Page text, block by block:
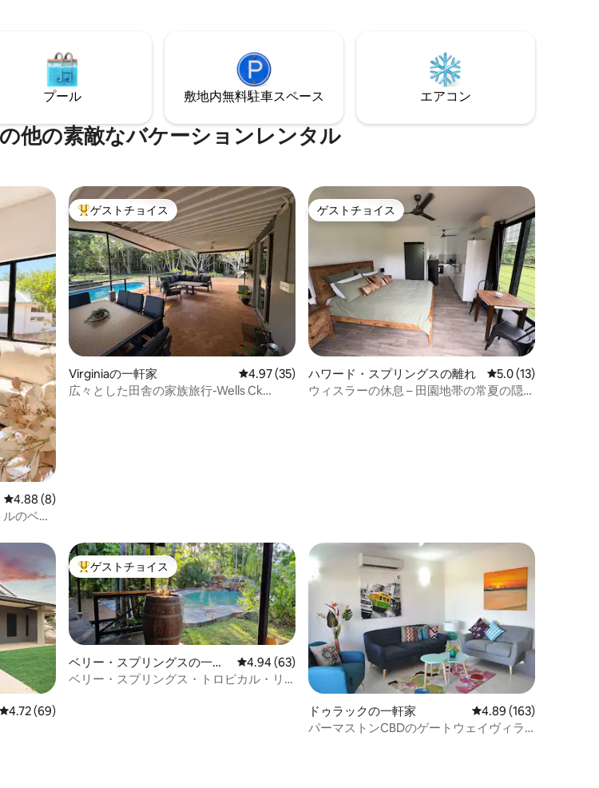
Wi - Fi
フィニティプール、デッキ、屋外キッチ
ンを備えた別のプールパビリオンがあり
ます。アクセスの良いVilla RQは、リッチ
フィールド国立公園まで車で1時間、カカ
ドゥのすぐそばにあります。
る場合は、折りたたみソファがありま
す。小さなお子様がいる場合は、ポルタ
コットを手配することもできます。 ペッ
トは交渉可能です！ ご滞在をお楽しみい
ただけると思います。
プール 敷地内無料駐⁠車ス⁠ペ⁠ー⁠ス エアコン
他の素敵なバケーションレンタル
レビュー8件、5つ星中4.88つ星の平均評価
4.88 (8)
のベラ
大好評のゲストチョイスです。
ゲストチョイス
Virginiaの一軒家 レビュー35件、5つ星中4.97つ星の平均評価
4.97 (35)
広々とした田舎の家族旅行-Wells Ck
ゲストチョイス
ゲストチョイス
ハワード・スプリングスの離れ レビュー13件、5つ
5.0 (13)
ウィスラーの休息 – 田園地帯の常夏の隠れ
レビュー69件、5つ星中4.72つ星の平均評価
4.72 (69)
大好評のゲストチョイスです。
ゲストチョイス
ベリー・スプリングスの一軒
家
レビュー63件、5つ星中4.94つ星の平均評価
4.94 (63)
ベリー・スプリングス・トロピカル・リ
ドゥラックの一軒家
レビュー163件、5つ
4.89 (163)
パーマストンCBDのゲートウェイヴィラ -